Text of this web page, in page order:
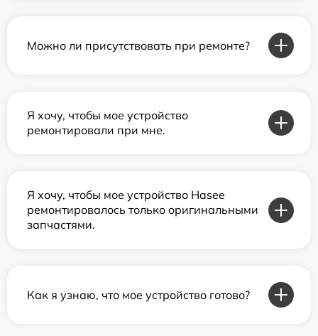
Можно ли присутствовать при ремонте?
Я хочу, чтобы мое устройство
ремонтировали при мне.
Я хочу, чтобы мое устройство Hasee
ремонтировалось только оригинальными
запчастями.
Как я узнаю, что мое устройство готово?